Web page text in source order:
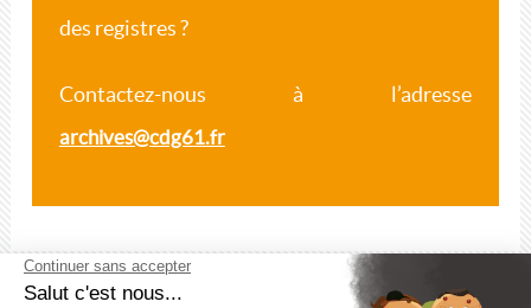
des registres ?
Contactez-nous à l’adresse
archives@cdg61.fr